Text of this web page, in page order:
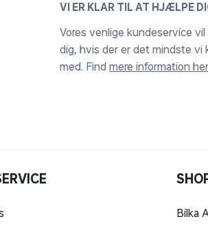
VI ER KLAR TIL AT HJÆLPE
Vores venlige kundeservice vil
dig, hvis der er det mindste vi
med. Find mere information her
Bilka